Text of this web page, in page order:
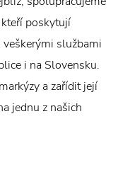
poskytují
službami
i na Slovensku.
a zařídit její
jednu z našich